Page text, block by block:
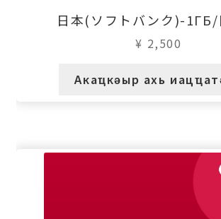
日本(ソフトバンク)-1ГБ/
¥ 2,500
Акаҵкәыр ахь